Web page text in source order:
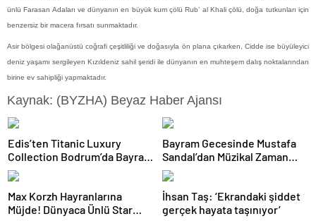
ünlü Farasan Adaları ve dünyanın en büyük kum çölü Rub’ al Khali çölü, doğa tutkunları için
benzersiz bir macera fırsatı sunmaktadır.
Asir bölgesi olağanüstü coğrafi çeşitliliği ve doğasıyla ön plana çıkarken, Cidde isebüyüleyici
deniz yaşamı sergileyen Kızıldeniz sahil şeridi ile dünyanın en muhteşem dalış noktalarından
birine ev sahipliği yapmaktadır.
Kaynak: (BYZHA) Beyaz Haber Ajansı
Edis’ten Titanic Luxury
Collection Bodrum’da Bayram
Gecesine Damga Vuran
Performans
Bayram Gecesinde Mustafa
Sandal’dan Müzikal Zaman
Yolculuğu
Max Korzh Hayranlarına
Müjde! Dünyaca Ünlü Star
İhsan Taş: ‘Ekrandaki şiddet
gerçek hayata taşınıyor’